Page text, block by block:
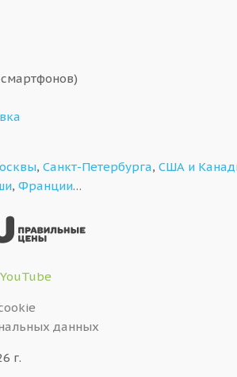
, Санкт-Петербурга, США и
, Франции…
YouTube
данных
г.